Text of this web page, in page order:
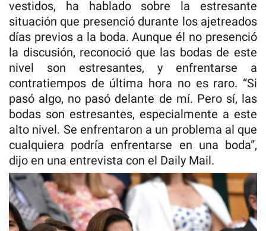
vestidos, ha hablado sobre la estresante
situación que presenció durante los ajetreados
días previos a la boda. Aunque él no presenció
la discusión, reconoció que las bodas de este
nivel son estresantes, y enfrentarse a
contratiempos de última hora no es raro. “Si
pasó algo, no pasó delante de mí. Pero sí, las
bodas son estresantes, especialmente a este
alto nivel. Se enfrentaron a un problema al que
cualquiera podría enfrentarse en una boda”,
dijo en una entrevista con el Daily Mail.